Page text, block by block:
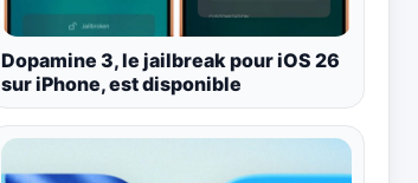
Dopamine 3, le jailbreak pour iOS 26
sur iPhone, est disponible